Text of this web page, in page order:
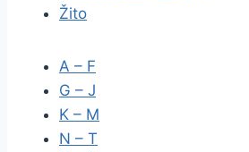
Žito
A – F
G – J
K – M
N – T